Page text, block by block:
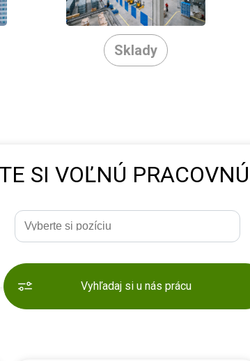
Sklady
SI VOĽNÚ
Vyhľadaj si u nás prácu